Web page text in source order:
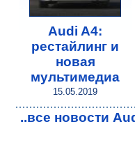
Audi A4:
рестайлинг и
новая
мультимедиа
15.05.2019
..все новости